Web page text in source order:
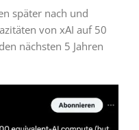
später nach und
von xAI auf 50
nächsten 5 Jahren